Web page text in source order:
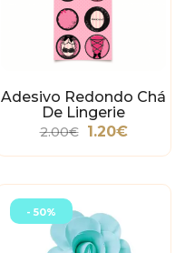
Adesivo Redondo Chá
De Lingerie
2.00€ 1.20€
- 50%